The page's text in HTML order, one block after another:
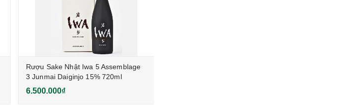
Rượu Sake Nhật Iwa 5 Assemblage
3 Junmai Daiginjo 15% 720ml
6.500.000₫